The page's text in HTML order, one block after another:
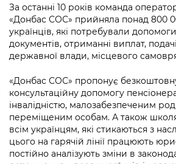
Вакансії
Статистика
Звернення громадян
Регуляторна діяльність
Промисловість і наука Києва
Підприємства, установи,
Бізнес та ліцензування
Фінанси та бюджет
Безпека та правопорядок
Ритуальні послуги
Іноземцям / For foreigners
Пам'ятки культурної спадщини
Відкритий бюджет
Контактний центр
Допомога учасникам АТО
Рада з питань внутрішньо
осіб при Київській міській
адміністрації
«Ініціатива «Партнерство
Уряд» – місцевий рівень»
Питання і відповіді про
інформацію
Порядок оскарження рішень,
Звіти про опрацювання запитів
публічну інформацію
Інформація для споживачів
Про відкриті дані
Подати журналістський запит /
Submitting a media request
Зйомки в лікарнях в умовах
стану / Rules for media
Контакти для медіа / Contacts
media
За останні 10 років команда
«Донбас СОС» прийняла понад 800
українців, які потребували
документів, отриманні виплат,
державної влади, місцевого
«Донбас СОС» пропонує
консультаційну допомогу
інвалідністю, малозабезпеченим
переміщеним особам. А також
всім українцям, які стикаються з
цього на гарячій лінії працюють
постійно аналізують зміни в